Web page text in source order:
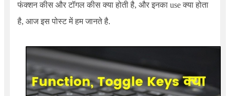
फंक्शन कीस और टॉगल कीस क्या होती है, और इनका use क्या होता
है, आज इस पोस्ट में हम जानते है.